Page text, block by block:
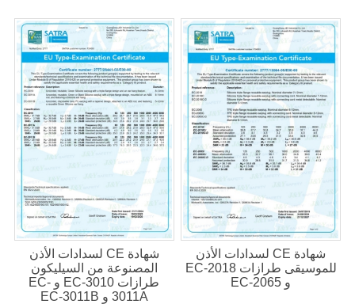
شهادة CE لسدادات الأذن
للموسيقى طرازات EC-2018
و EC-2065
شهادة CE لسدادات الأذن
المصنوعة من السيليكون
طرازات EC-3010 و EC-
3011A و EC-3011B